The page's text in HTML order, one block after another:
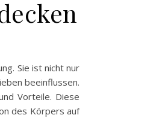
Sie ist nicht nur
beeinflussen.
Vorteile. Diese
des Körpers auf